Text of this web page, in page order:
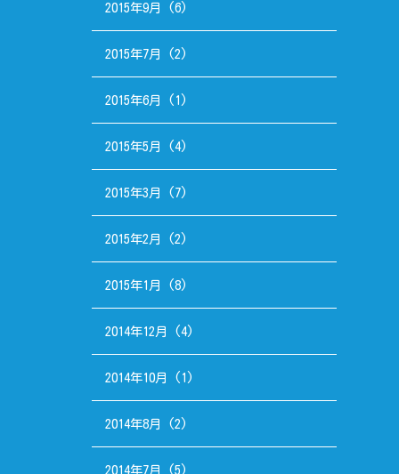
2015年9月 (6)
2015年7月 (2)
2015年6月 (1)
2015年5月 (4)
2015年3月 (7)
2015年2月 (2)
2015年1月 (8)
2014年12月 (4)
2014年10月 (1)
2014年8月 (2)
2014年7月 (5)